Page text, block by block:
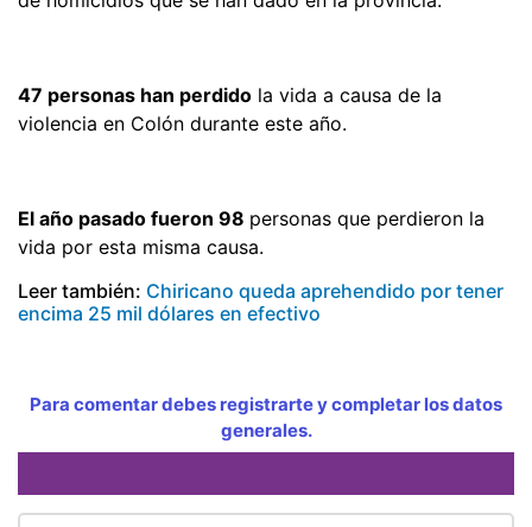
47 personas han perdido la vida a causa de la
violencia en Colón durante este año.
El año pasado fueron 98 personas que perdieron la
vida por esta misma causa.
Leer también: Chiricano queda aprehendido por tener
encima 25 mil dólares en efectivo
Para comentar debes registrarte y completar los datos
generales.